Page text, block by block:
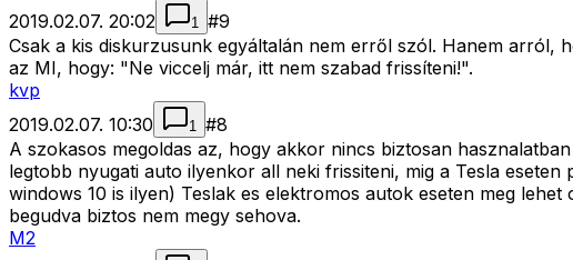
2019.02.07. 20:02
1 #9
Csak a kis diskurzusunk egyáltalán nem erről szól. Hanem arról,
az MI, hogy: "Ne viccelj már, itt nem szabad frissíteni!".
kvp
2019.02.07. 10:30
1 #8
A szokasos megoldas az, hogy akkor nincs biztosan
legtobb nyugati auto ilyenkor all neki frissiteni, mig a Tesla
windows 10 is ilyen) Teslak es elektromos autok eseten meg
begudva biztos nem megy sehova.
M2